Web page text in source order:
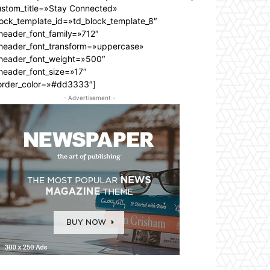
Connected»
- Advertisement -